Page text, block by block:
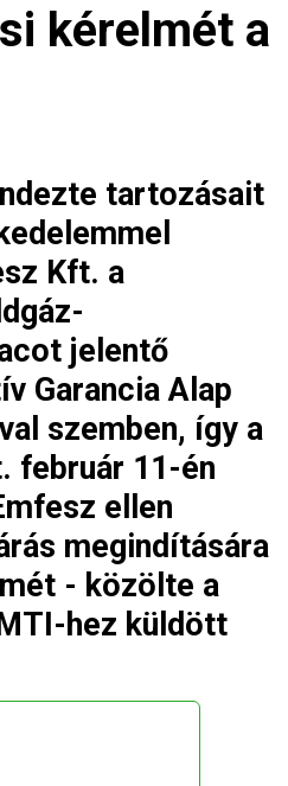
kérelmét a
tartozásait
Kft. a
jelentő
Garancia Alap
szemben, így a
február 11-én
ellen
megindítására
- közölte a
hez küldött